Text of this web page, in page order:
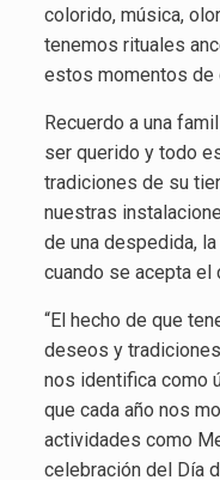
colorido, música,
tenemos rituales
estos momentos de
Recuerdo a una
ser querido y todo
tradiciones de su
nuestras
de una despedida,
cuando se acepta el
“El hecho de que
deseos y
nos identifica como
que cada año nos
actividades como
celebración del Día